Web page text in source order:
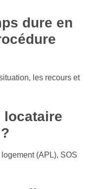
dure en
les recours et
locataire
(APL), SOS